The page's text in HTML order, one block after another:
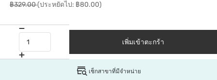
฿329.00(ประหยัดไป: ฿80.00)
เพิ่มเข้าตะกร้า
เช็กสาขาที่มีจำหน่าย